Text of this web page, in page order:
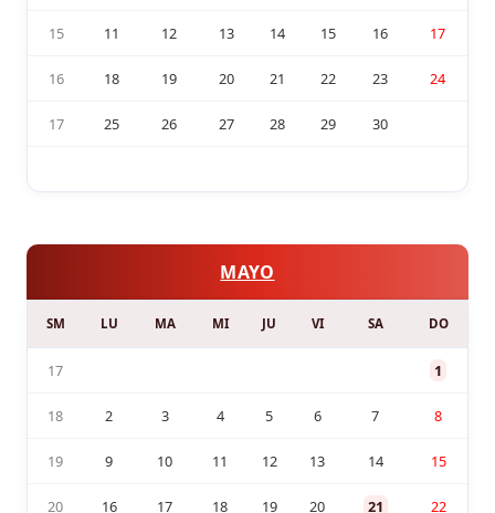
15 11 12 13 14 15 16 17
16 18 19 20 21 22 23 24
17 25 26 27 28 29 30
MAYO
SM LU MA MI JU VI SA DO
17 1
18 2 3 4 5 6 7 8
19 9 10 11 12 13 14 15
20 16 17 18 19 20 21 22